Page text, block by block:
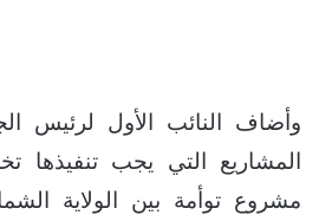
وأضاف النائب الأول لرئيس
المشاريع التي يجب تنفيذها
مشروع توأمة بين الولاية